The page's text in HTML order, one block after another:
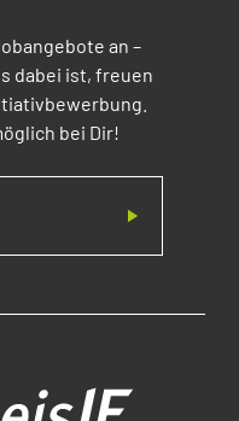
an –
dabei ist, freuen
bei Dir!